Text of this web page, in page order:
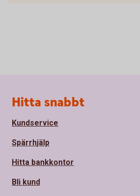
Sidfot
Hitta snabbt
Kundservice
Spärrhjälp
Hitta bankkontor
Bli kund